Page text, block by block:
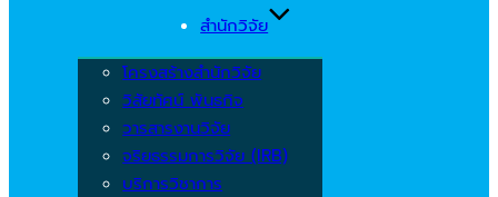
สำนักวิจัย
โครงสร้างสำนักวิจัย
วิสัยทัศน์ พันธกิจ
วารสารงานวิจัย
จริยธรรมการวิจัย (IRB)
บริการวิชาการ